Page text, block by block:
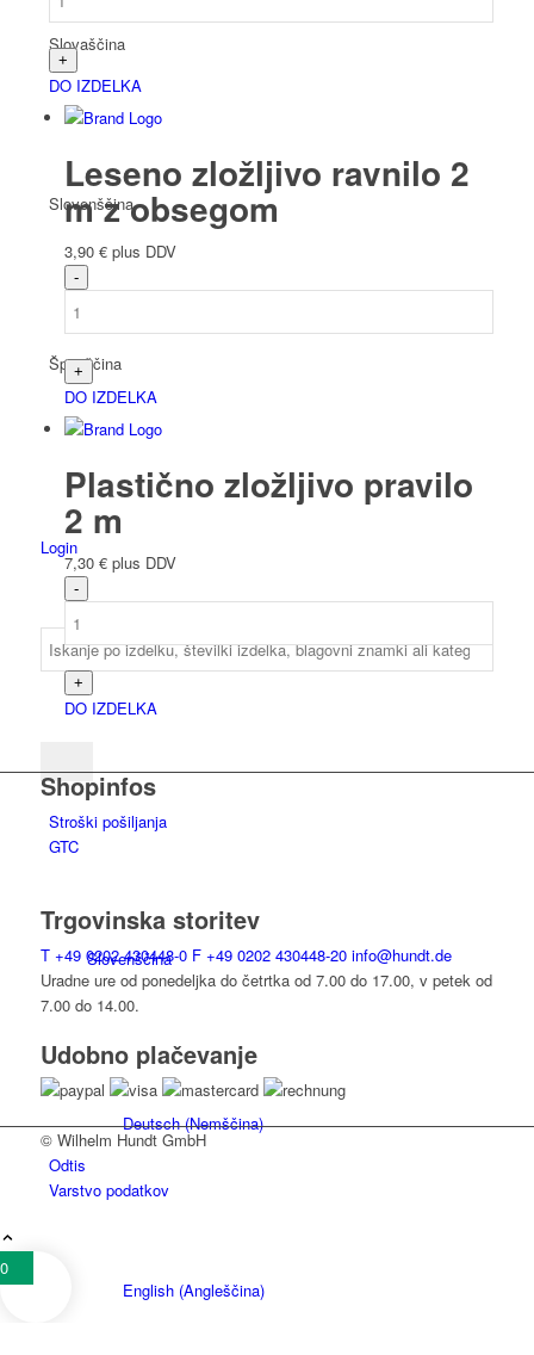
Slovaščina
Slovenščina
Španščina
Login
Slovenščina
Deutsch(Nemščina)
English(Angleščina)
DO IZDELKA
Leseno zložljivo ravnilo 2
m z obsegom
3,90 € plus DDV
DO IZDELKA
Plastično zložljivo pravilo
2 m
7,30 € plus DDV
DO IZDELKA
Shopinfos
Stroški pošiljanja
GTC
Trgovinska storitev
T +49 0202 430448-0 F +49 0202 430448-20 info@hundt.de
Uradne ure od ponedeljka do četrtka od 7.00 do 17.00, v petek od
7.00 do 14.00.
Udobno plačevanje
© Wilhelm Hundt GmbH
Odtis
Varstvo podatkov
0